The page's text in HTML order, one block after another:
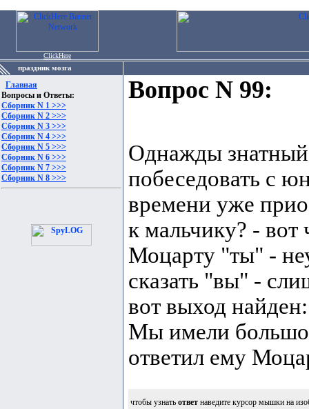
ClickHere
праздник мозга
Главная
Вопросы и Ответы:
Сборник N 1 >>>
Сборник N 2 >>>
Сборник N 3 >>>
Сборник N 4 >>>
Сборник N 5 >>>
Сборник N 6 >>>
Сборник N 7 >>>
Сборник N 8 >>>
Вопрос N 99:
Однажды знатный
побеседовать с
времени уже
к мальчику? -
Моцарту "ты" -
сказать "вы" -
вот выход
Мы имели
ответил ему
чтобы узнать ответ наведите курсор мышки на